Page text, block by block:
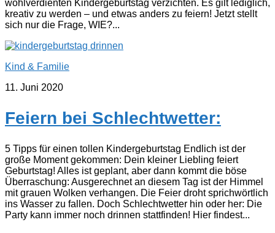
wohlverdienten Kindergeburtstag verzichten. Es gilt lediglich,
kreativ zu werden – und etwas anders zu feiern! Jetzt stellt
sich nur die Frage, WIE?...
Kind & Familie
11. Juni 2020
Feiern bei Schlechtwetter:
5 Tipps für einen tollen Kindergeburtstag Endlich ist der
große Moment gekommen: Dein kleiner Liebling feiert
Geburtstag! Alles ist geplant, aber dann kommt die böse
Überraschung: Ausgerechnet an diesem Tag ist der Himmel
mit grauen Wolken verhangen. Die Feier droht sprichwörtlich
ins Wasser zu fallen. Doch Schlechtwetter hin oder her: Die
Party kann immer noch drinnen stattfinden! Hier findest...